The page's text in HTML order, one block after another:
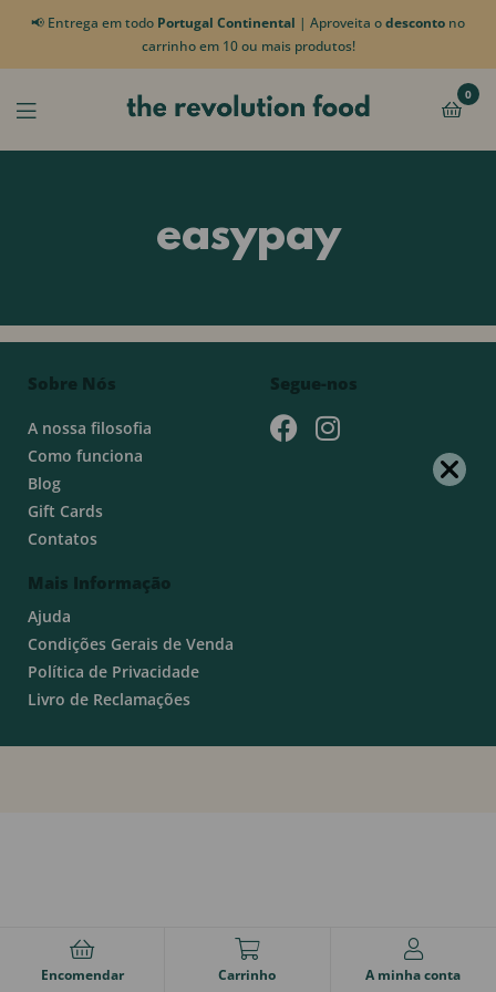
📢 Entrega em todo Portugal Continental | Aproveita odesconto no
carrinho em 10 ou mais produtos!
0
easypay
Sobre Nós
A nossa filosofia
Como funciona
Blog
Gift Cards
Contatos
Mais Informação
Ajuda
Condições Gerais de Venda
Política de Privacidade
Livro de Reclamações
Segue-nos
Encomendar Carrinho A minha conta